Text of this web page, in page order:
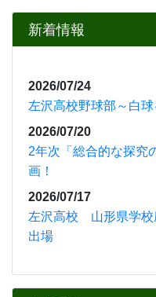
新着情報
2026/07/24
左沢高校野球部～白
2026/07/20
2年次「総合的な探究
画！
2026/07/17
左沢高校 山形県学
出場